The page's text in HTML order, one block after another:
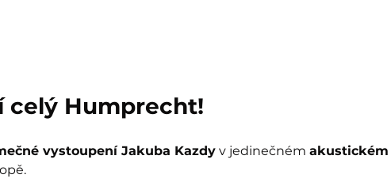
celý Humprecht!
vystoupení Jakuba Kazdy v jedinečném akustickém